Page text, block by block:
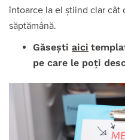
întoarce la el știind clar cât
săptămână.
Găsești aici
pe care le poți